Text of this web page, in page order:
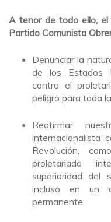
A tenor de todo ello, el
Partido Comunista
Denunciar la
de los Estados
contra el
peligro para toda
Reafirmar
internacionalista
Revolución,
proletariado
superioridad del
incluso en un
permanente.